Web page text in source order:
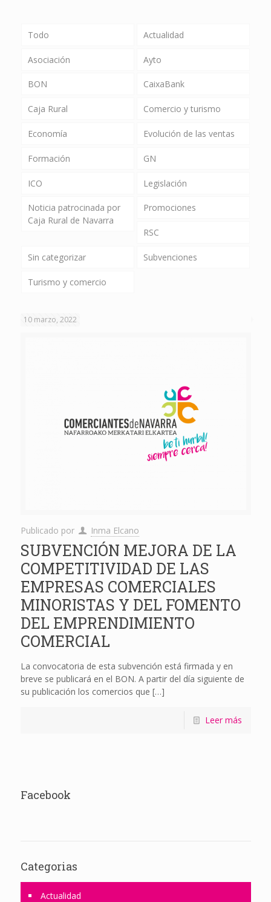
Todo Actualidad
Asociación Ayto
BON CaixaBank
Caja Rural Comercio y turismo
Economía Evolución de las ventas
Formación GN
ICO Legislación
Noticia patrocinada por
Caja Rural de Navarra
Promociones
RSC
Sin categorizar Subvenciones
Turismo y comercio
10 marzo, 2022
Publicado por Inma Elcano
SUBVENCIÓN MEJORA DE LA
COMPETITIVIDAD DE LAS
EMPRESAS COMERCIALES
MINORISTAS Y DEL FOMENTO
DEL EMPRENDIMIENTO
COMERCIAL
La convocatoria de esta subvención está firmada y en
breve se publicará en el BON. A partir del día siguiente de
su publicación los comercios que […]
Leer más
Facebook
Categorias
Actualidad